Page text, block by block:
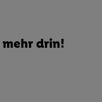
drin!
sämtlicher genannten